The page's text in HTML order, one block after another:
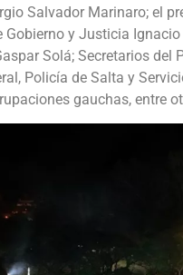
Salvador Marinaro; el
Gobierno y Justicia
Solá; Secretarios del
Policía de Salta y
gauchas, entre